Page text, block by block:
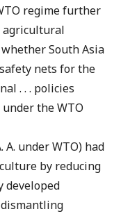
regime further
agricultural
South Asia
nets for the
. . . policies
the WTO
A. under WTO) had
by reducing
developed